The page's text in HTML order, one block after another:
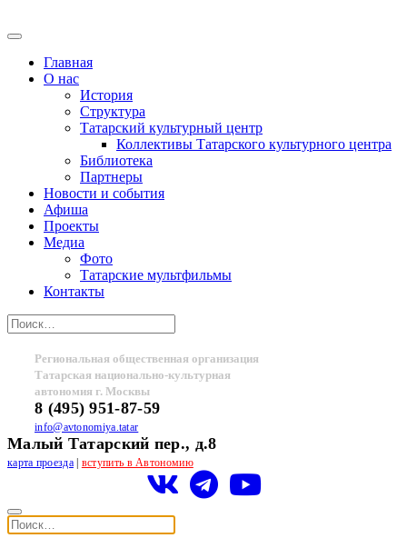
Главная
О нас
История
Структура
Татарский культурный центр
Коллективы Татарского культурного центра
Библиотека
Партнеры
Новости и события
Афиша
Проекты
Медиа
Фото
Татарские мультфильмы
Контакты
Региональная общественная организация
Татарская национально-культурная
автономия г. Москвы
8 (495) 951-87-59
info@avtonomiya.tatar
Малый Татарский пер., д.8
карта проезда| вступить в Автономию